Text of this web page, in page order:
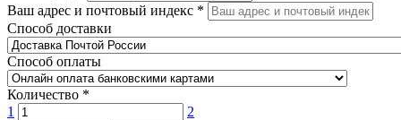
Ваш адрес и почтовый индекс *
Способ доставки
Способ оплаты
Количество *
1
2